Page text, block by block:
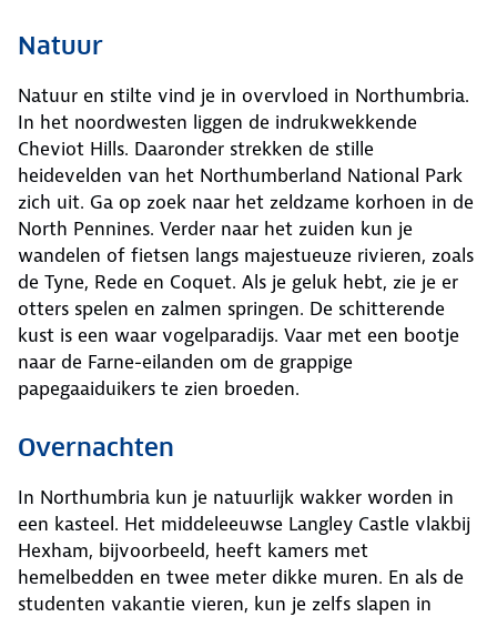
Natuur
Natuur en stilte vind je in overvloed in Northumbria.
In het noordwesten liggen de indrukwekkende
Cheviot Hills. Daaronder strekken de stille
heidevelden van het Northumberland National Park
zich uit. Ga op zoek naar het zeldzame korhoen in de
North Pennines. Verder naar het zuiden kun je
wandelen of fietsen langs majestueuze rivieren, zoals
de Tyne, Rede en Coquet. Als je geluk hebt, zie je er
otters spelen en zalmen springen. De schitterende
kust is een waar vogelparadijs. Vaar met een bootje
naar de Farne-eilanden om de grappige
papegaaiduikers te zien broeden.
Overnachten
In Northumbria kun je natuurlijk wakker worden in
een kasteel. Het middeleeuwse Langley Castle vlakbij
Hexham, bijvoorbeeld, heeft kamers met
hemelbedden en twee meter dikke muren. En als de
studenten vakantie vieren, kun je zelfs slapen in